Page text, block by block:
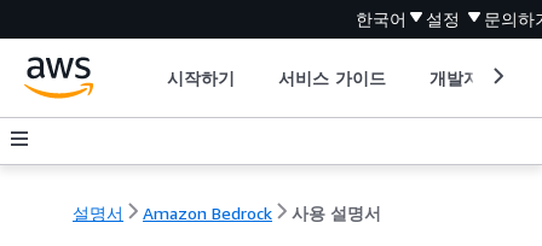
한국어 설정 문의하
시작하기 서비스 가이드 개발자 도구
설명서 Amazon Bedrock 사용 설명서